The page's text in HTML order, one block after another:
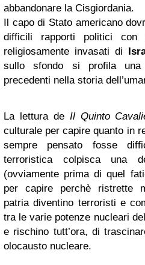
abbandonare la Cisgiordania.
Il capo di Stato americano
difficili rapporti politici con
religiosamente invasati di
sullo sfondo si profila una
precedenti nella storia
La lettura de Il Quinto
culturale per capire quanto in
sempre pensato fosse
terroristica colpisca una
(ovviamente prima di quel
per capire perchè ristrette
patria diventino terroristi e
tra le varie potenze nucleari
e rischino tutt’ora, di
olocausto nucleare.